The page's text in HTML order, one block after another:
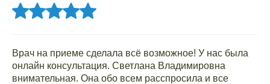
Врач на приеме сделала всё возможное! У нас была
онлайн консультация. Светлана Владимировна
внимательная. Она обо всем расспросила и все